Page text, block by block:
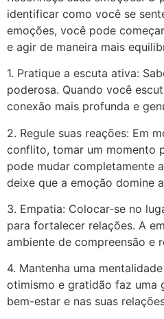
identificar como você se
emoções, você pode
e agir de maneira mais
1. Pratique a escuta ativa:
poderosa. Quando você
conexão mais profunda e
2. Regule suas reações: Em
conflito, tomar um momento
pode mudar completamente
deixe que a emoção domine
3. Empatia: Colocar-se no
para fortalecer relações. A
ambiente de compreensão e
4. Mantenha uma
otimismo e gratidão faz uma
bem-estar e nas suas